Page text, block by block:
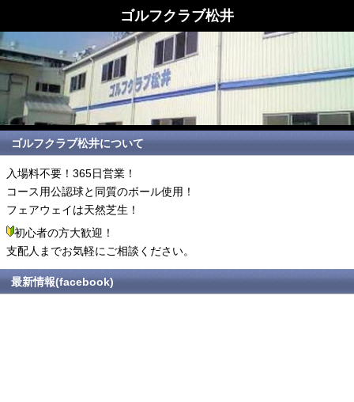
ゴルフクラブ松井
ゴルフクラブ松井について
入場料不要！365日営業！
コース用公認球と同質のボール使用！
フェアウェイは天然芝生！
初心者の方大歓迎！
支配人までお気軽にご相談ください。
最新情報(facebook)